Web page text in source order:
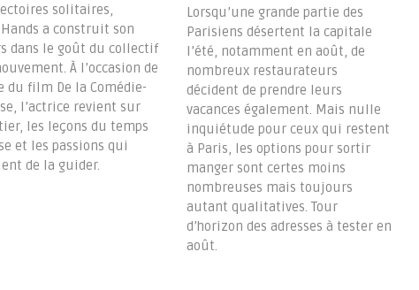
solitaires,
a construit son
dans le goût du collectif
À l’occasion de
du film De la Comédie-
l’actrice revient sur
les leçons du temps
et les passions qui
de la guider.
Lorsqu’une grande partie des
Parisiens désertent la capitale
l’été, notamment en août, de
nombreux restaurateurs
décident de prendre leurs
vacances également. Mais nulle
inquiétude pour ceux qui restent
à Paris, les options pour sortir
manger sont certes moins
nombreuses mais toujours
autant qualitatives. Tour
d’horizon des adresses à tester en
août.